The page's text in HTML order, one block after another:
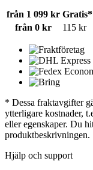
från 1 099 kr Gratis*
från 0 kr
115 kr
* Dessa fraktavgifter
ytterligare kostnader,
eller egenskaper. Du
produktbeskrivningen.
Hjälp och support